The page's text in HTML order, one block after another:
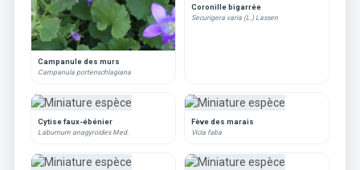
Campanule des murs
Campanula portenschlagiana
Coronille bigarrée
Securigera varia (L.) Lassen
Cytise faux-ébénier
Laburnum anagyroides Med.
Fève des marais
Vicia faba